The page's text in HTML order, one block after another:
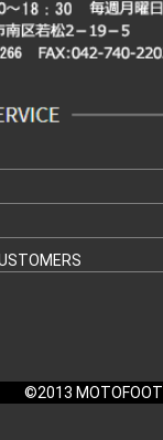
©2013 MOTOFOOT